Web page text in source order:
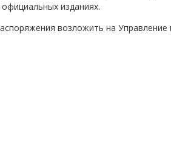
изданиях.
возложить на